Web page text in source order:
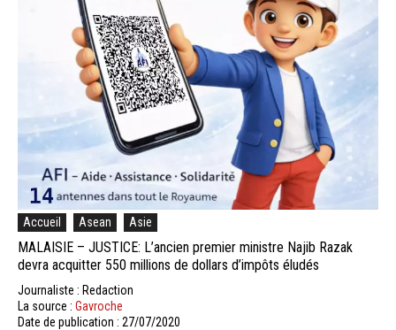
Accueil Asean Asie
MALAISIE – JUSTICE: L’ancien premier ministre Najib Razak
devra acquitter 550 millions de dollars d’impôts éludés
Journaliste : Redaction
La source : Gavroche
Date de publication : 27/07/2020